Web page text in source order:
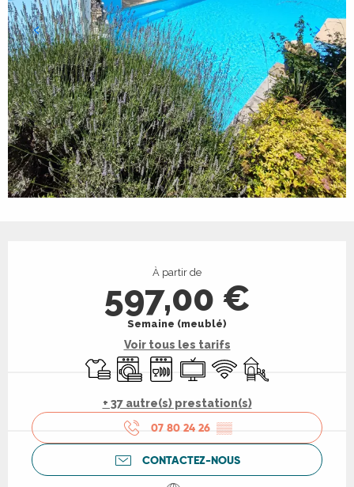
À partir de
597,00 €
Semaine (meublé)
Voir tous les tarifs
Draps et linge
Lave lingeLave vaisselle
Télévision
WiFi Jeux pour enfants
+ 37 autre(s) prestation(s)
07 80 24 26 ▒▒
CONTACTEZ-NOUS